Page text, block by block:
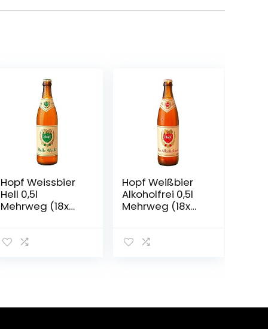
Hopf Weissbier
Hell 0,5l
Mehrweg (18x
Hopf Weißbier
Alkoholfrei 0,5l
Mehrweg (18x